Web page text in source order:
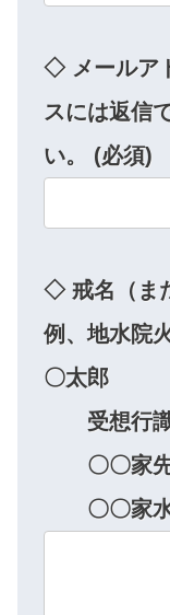
◇ メールア
スには返信
い。 (必須)
◇ 戒名（ま
例、地水
〇太郎
受想行識
〇〇家先
〇〇家